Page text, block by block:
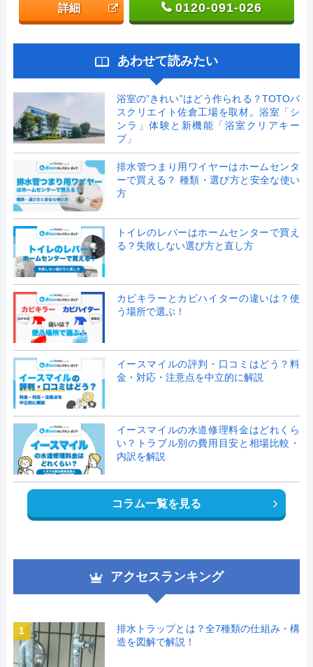
詳細 0120-091-026
あわせて読みたい
浴室の”きれい”はどう作られる？TOTOバ
スクリエイト佐倉工場を取材。浴室「シ
ンラ」体験と新機能「浴室クリアキー
プ」
排水管つまり用ワイヤーはホームセンタ
ーで買える？ 種類・選び方と安全な使い
方
トイレのレバーはホームセンターで買え
る？失敗しない選び方と直し方
カビキラーとカビハイターの違いは？使
う場所で選ぶ！
イースマイルの評判・口コミはどう？料
金・対応・注意点を中立的に解説
イースマイルの水道修理料金はどれくら
い？トラブル別の費用目安と相場比較・
内訳を解説
コラム一覧を見る
アクセスランキング
1
排水トラップとは？全7種類の仕組み・構
造を図解で解説！